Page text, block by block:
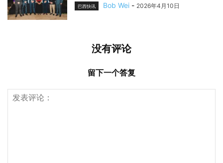
巴西快讯 Bob Wei - 2026年4月10日
没有评论
留下一个答复